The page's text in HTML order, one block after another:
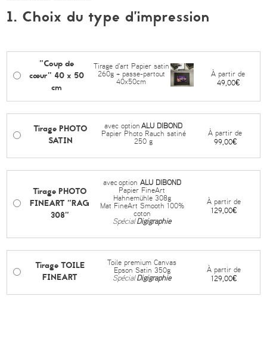
1. Choix du type d’impression
"Coup de
cœur" 40 x 50
cm
Tirage d'art Papier satin
260g + passe-partout
40x50cm
À partir de
49,00€
Tirage PHOTO
SATIN
avec optionALU DIBOND
Papier Photo Rauch satiné
250 g
À partir de
99,00€
Tirage PHOTO
FINEART "RAG
308"
avecoption ALU DIBOND
Papier FineArt
Hahnemühle 308g
Mat FineArt Smooth 100%
coton
SpécialDigigraphie
À partir de
129,00€
Tirage TOILE
FINEART
Toile premium Canvas
Epson Satin 350g
SpécialDigigraphie
À partir de
129,00€